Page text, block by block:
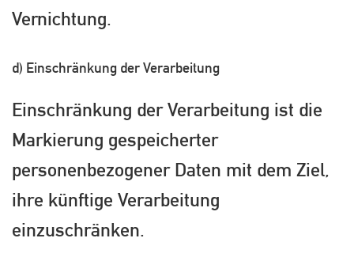
Vernichtung.
d) Einschränkung der Verarbeitung
Einschränkung der Verarbeitung ist die
Markierung gespeicherter
personenbezogener Daten mit dem Ziel,
ihre künftige Verarbeitung
einzuschränken.